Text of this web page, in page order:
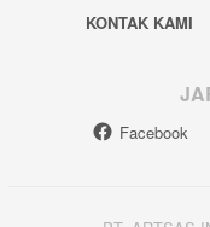
KONTAK KAMI
Facebook